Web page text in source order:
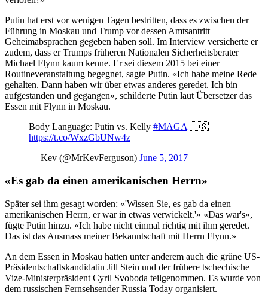
Putin hat erst vor wenigen Tagen bestritten, dass es zwischen der
Führung in Moskau und Trump vor dessen Amtsantritt
Geheimabsprachen gegeben haben soll. Im Interview versicherte er
zudem, dass er Trumps früheren Nationalen Sicherheitsberater
Michael Flynn kaum kenne. Er sei diesem 2015 bei einer
Routineveranstaltung begegnet, sagte Putin. «Ich habe meine Rede
gehalten. Dann haben wir über etwas anderes geredet. Ich bin
aufgestanden und gegangen», schilderte Putin laut Übersetzer das
Essen mit Flynn in Moskau.
Body Language: Putin vs. Kelly #MAGA 🇺🇸
https://t.co/WxzGbUNw4z
— Kev (@MrKevFerguson) June 5, 2017
«Es gab da einen amerikanischen Herrn»
Später sei ihm gesagt worden: «'Wissen Sie, es gab da einen
amerikanischen Herrn, er war in etwas verwickelt.'» «Das war's»,
fügte Putin hinzu. «Ich habe nicht einmal richtig mit ihm geredet.
Das ist das Ausmass meiner Bekanntschaft mit Herrn Flynn.»
An dem Essen in Moskau hatten unter anderem auch die grüne US-
Präsidentschaftskandidatin Jill Stein und der frühere tschechische
Vize-Ministerpräsident Cyril Svoboda teilgenommen. Es wurde von
dem russischen Fernsehsender Russia Today organisiert.